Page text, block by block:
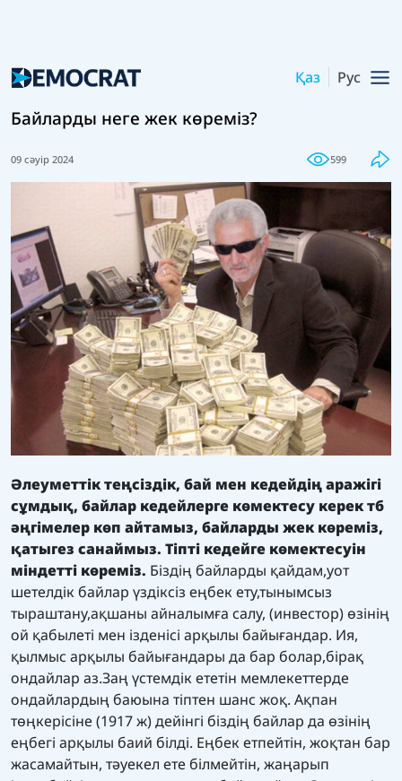
Қаз Рус
Байларды неге жек көреміз?
09 сәуір 2024 599
Әлеуметтік теңсіздік, бай мен кедейдің аражігі
сұмдық, байлар кедейлерге көмектесу керек тб
әңгімелер көп айтамыз, байларды жек көреміз,
қатыгез санаймыз. Тіпті кедейге көмектесуін
міндетті көреміз. Біздің байларды қайдам,уот
шетелдік байлар үздіксіз еңбек ету,тынымсыз
тыраштану,ақшаны айналымға салу, (инвестор) өзінің
ой қабылеті мен ізденісі арқылы байығандар. Ия,
қылмыс арқылы байығандары да бар болар,бірақ
ондайлар аз.Заң үстемдік ететін мемлекеттерде
ондайлардың баюына тіптен шанс жоқ. Ақпан
төңкерісіне (1917 ж) дейінгі біздің байлар да өзінің
еңбегі арқылы баий білді. Еңбек етпейтін, жоқтан бар
жасамайтын, тәуекел ете білмейтін, жаңарып